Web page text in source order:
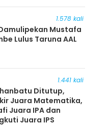
1.578 kali
Mustafa
Lulus Taruna AAL
1.441 kali
Ditutup,
Juara Matematika,
Juara IPA dan
Juara IPS